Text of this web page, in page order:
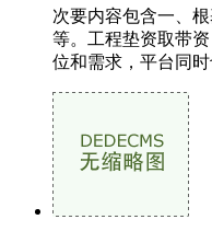
次要内容包含一、
等。工程垫资取带
位和需求，平台同